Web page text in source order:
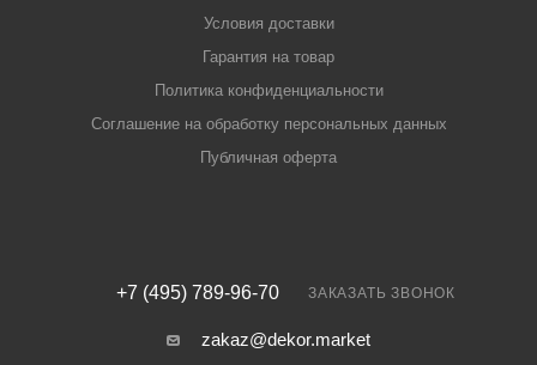
Условия доставки
Гарантия на товар
Политика конфиденциальности
Соглашение на обработку персональных данных
Публичная оферта
+7 (495) 789-96-70 ЗАКАЗАТЬ ЗВОНОК
zakaz@dekor.market